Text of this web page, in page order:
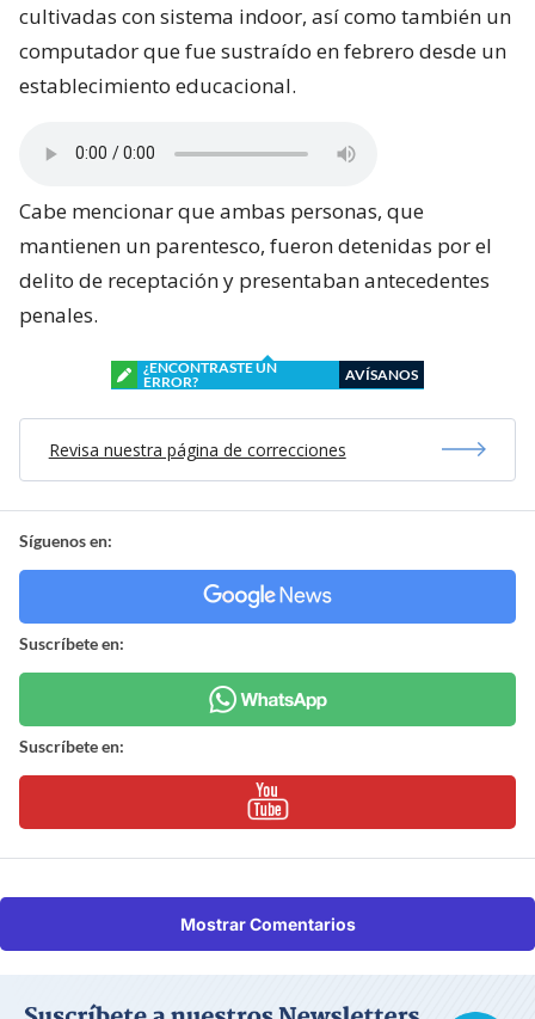
cultivadas con sistema indoor, así como también un
computador que fue sustraído en febrero desde un
establecimiento educacional.
Cabe mencionar que ambas personas, que
mantienen un parentesco, fueron detenidas por el
delito de receptación y presentaban antecedentes
penales.
¿ENCONTRASTE UN
ERROR?
AVÍSANOS
Revisa nuestra página de correcciones
Síguenos en:
Suscríbete en:
Suscríbete en:
Mostrar Comentarios